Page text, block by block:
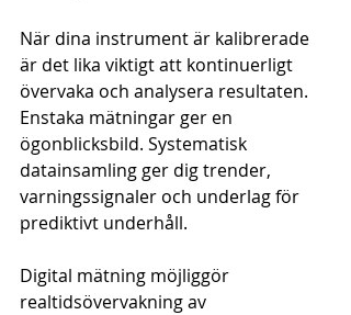
När dina instrument är kalibrerade
är det lika viktigt att kontinuerligt
övervaka och analysera resultaten.
Enstaka mätningar ger en
ögonblicksbild. Systematisk
datainsamling ger dig trender,
varningssignaler och underlag för
prediktivt underhåll.
Digital mätning möjliggör
realtidsövervakning av